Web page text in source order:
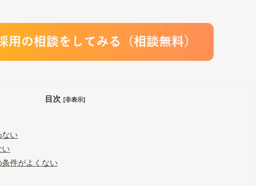
目次 [非表示]
い
い
件がよくない